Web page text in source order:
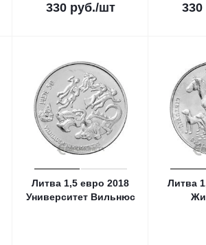
330руб./шт 330
Литва 1,5 евро 2018
Университет Вильнюс
Литва